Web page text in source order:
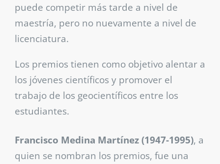
puede competir más tarde a nivel de
maestría, pero no nuevamente a nivel de
licenciatura.
Los premios tienen como objetivo alentar a
los jóvenes científicos y promover el
trabajo de los geocientíficos entre los
estudiantes.
Francisco Medina Martínez (1947-1995), a
quien se nombran los premios, fue una